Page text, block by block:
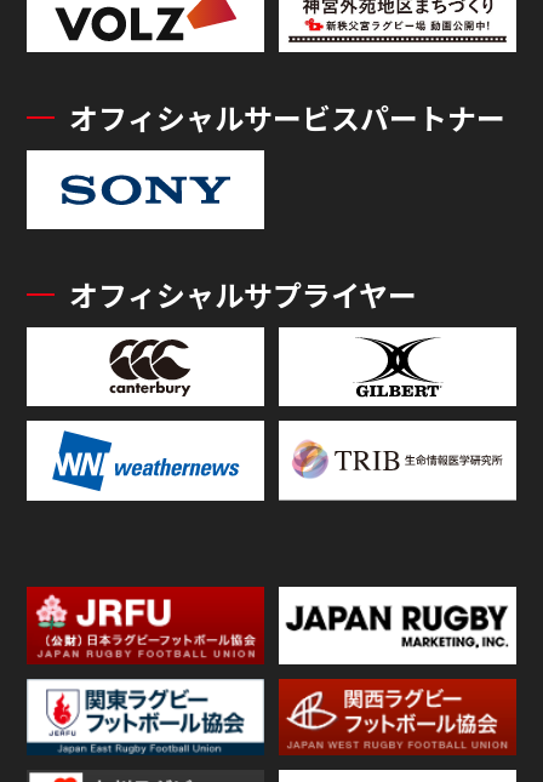
オフィシャルサービスパートナー
オフィシャルサプライヤー